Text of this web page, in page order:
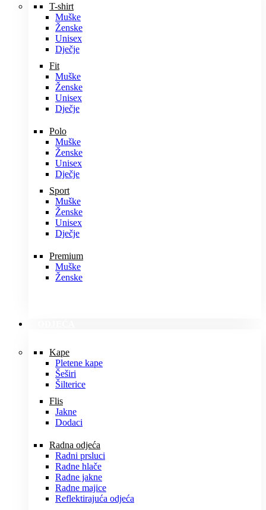
T-shirt
Muške
Ženske
Unisex
Dječje
Fit
Muške
Ženske
Unisex
Dječje
Polo
Muške
Ženske
Unisex
Dječje
Sport
Muške
Ženske
Unisex
Dječje
Premium
Muške
Ženske
Kape
Pletene kape
Šeširi
Šilterice
Flis
Jakne
Dodaci
Radna odjeća
Radni prsluci
Radne hlače
Radne jakne
Radne majice
Reflektirajuća odjeća